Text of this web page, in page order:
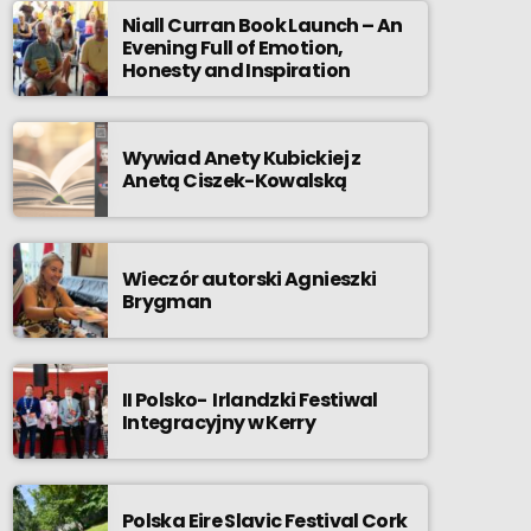
Niall Curran Book Launch – An
Evening Full of Emotion,
Honesty and Inspiration
Wywiad Anety Kubickiej z
Anetą Ciszek-Kowalską
Wieczór autorski Agnieszki
Brygman
II Polsko- Irlandzki Festiwal
Integracyjny w Kerry
Polska Eire Slavic Festival Cork